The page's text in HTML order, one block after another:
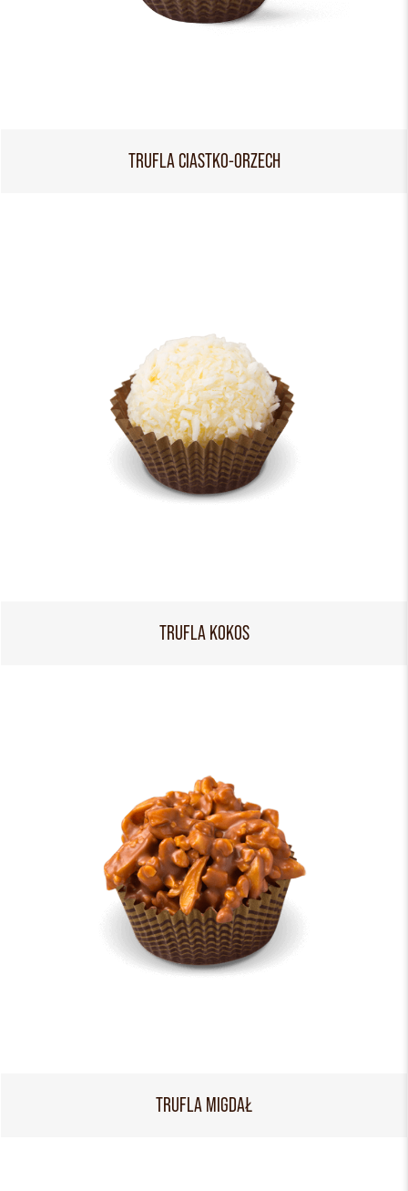
TRUFLA CIASTKO-ORZECH
TRUFLA KOKOS
TRUFLA MIGDAŁ